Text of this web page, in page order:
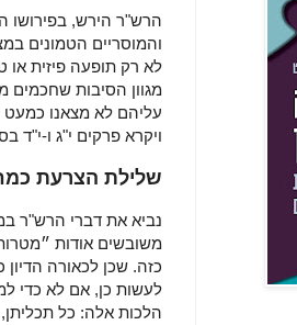
הרש"ר הירש, בפירושו
והמוסריים הטמונים
לא רק תופעה פיזית או
מגוון הסיבות שחכמים
עליהם לא מצאנו כמעט
ויקרא פרקים י"ג ו-י"ד
שלילת הצרעת
נביא את דברי הרש"ר
משובשים אודות
כזה. שכן לכאורה
לעשות כן, אם לא כדי
הלכות אלה: כל